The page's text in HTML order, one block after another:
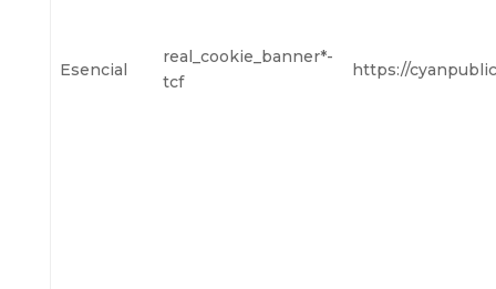
Esencial
real_cookie_banner*-
tcf
https://